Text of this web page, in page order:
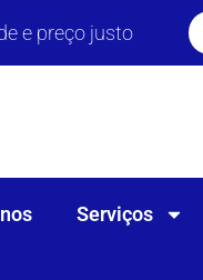
e preço justo
Serviços